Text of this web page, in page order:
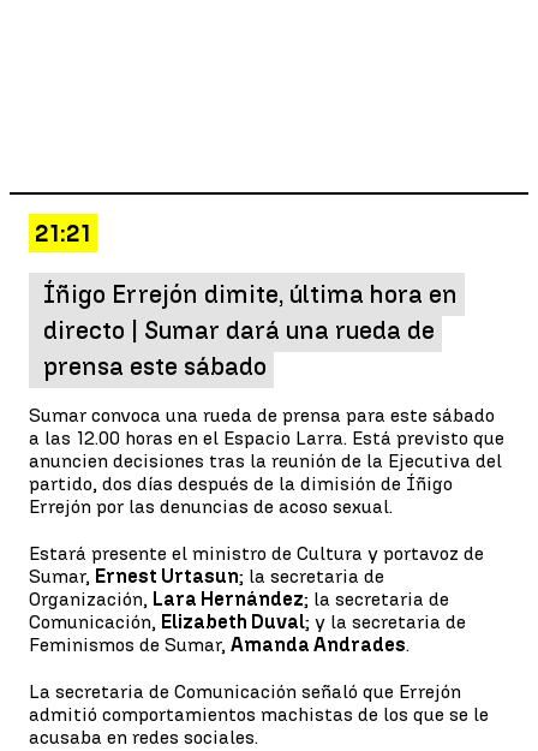
21:21
Íñigo Errejón dimite, última hora en
directo | Sumar dará una rueda de
prensa este sábado
Sumar convoca una rueda de prensa para este sábado
a las 12.00 horas en el Espacio Larra. Está previsto que
anuncien decisiones tras la reunión de la Ejecutiva del
partido, dos días después de la dimisión de Íñigo
Errejón por las denuncias de acoso sexual.
Estará presente el ministro de Cultura y portavoz de
Sumar, Ernest Urtasun; la secretaria de
Organización, Lara Hernández; la secretaria de
Comunicación, Elizabeth Duval; y la secretaria de
Feminismos de Sumar, Amanda Andrades.
La secretaria de Comunicación señaló que Errejón
admitió comportamientos machistas de los que se le
acusaba en redes sociales.